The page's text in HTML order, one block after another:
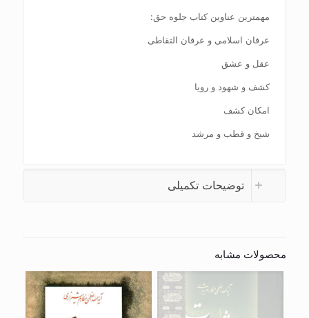
مهمترین عناوین کتاب جلوه حق:
عرفان اسلامی و عرفان التقاطی
عقل و عشق
کشف و شهود و رویا
امکان کشف
شیخ و قطب و مرشد
توضیحات تکمیلی
محصولات مشابه